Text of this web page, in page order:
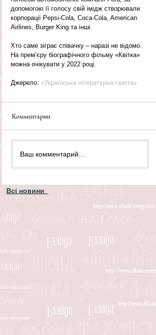
допомогою її голосу свій імідж створювали
корпорації Pepsi-Cola, Coca-Cola, American
Airlines, Burger King та інші.
Хто саме зіграє співачку – наразі не відомо.
На прем’єру біографічного фільму «Квітка»
можна очікувати у 2022 році.
Джерело: «Українська літературна газета»
Комментарии
Ваш комментарий...
Всі новини